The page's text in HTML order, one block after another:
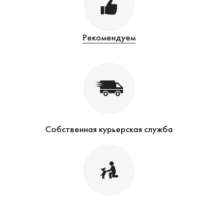
Рекомендуем
Собственная курьерская служба